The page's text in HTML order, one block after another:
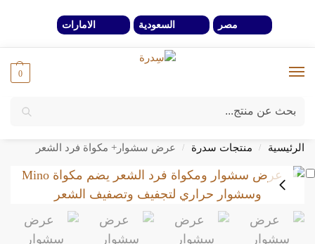
مصر السعودية الامارات
0
خصومات 40% لفترة محدوة وحتي نفاذ الكمية
الرئيسية / منتجات سدرة / عرض سشوار+ مكواة فرد الشعر